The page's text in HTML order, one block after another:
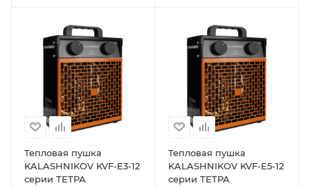
Тепловая пушка
KALASHNIKOV KVF-E3-12
серии ТЕТРА
Тепловая пушка
KALASHNIKOV KVF-E5-12
серии ТЕТРА